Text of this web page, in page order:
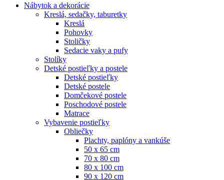
Nábytok a dekorácie
Kreslá, sedačky, taburetky
Kreslá
Pohovky
Stoličky
Sedacie vaky a pufy
Stolíky
Detské postieľky a postele
Detské postieľky
Detské postele
Domčekové postele
Poschodové postele
Matrace
Vybavenie postieľky
Obliečky
Plachty, paplóny a vankúše
50 x 65 cm
70 x 80 cm
80 x 100 cm
90 x 120 cm